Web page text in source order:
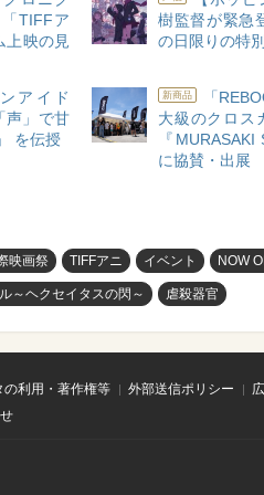
TIFFア
上映の見
樹監督が緊急
の日限りの特
アイド
声」で甘
を伝授
新商品
「
大級のクロス
『
に協賛・出展
映画祭 TIFFアニ イベント NOW
～ヘクセイタスの閃～ 虐殺器官
の利用・著作権等 外部送信ポリシー